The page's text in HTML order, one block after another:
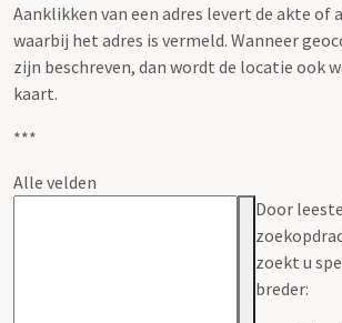
Aanklikken van een adres levert de akte of
waarbij het adres is vermeld. Wanneer
zijn beschreven, dan wordt de locatie ook
kaart.
***
Alle velden
Door
zoekt u
breder: